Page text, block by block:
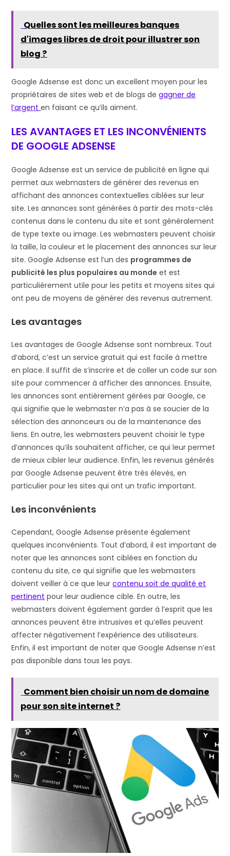
Quelles sont les meilleures banques
d'images libres de droit pour illustrer son
blog ?
Google Adsense est donc un excellent moyen pour les
propriétaires de sites web et de blogs degagner de
l’argenten faisant ce qu’ils aiment.
LES AVANTAGES ET LES INCONVÉNIENTS
DE GOOGLE ADSENSE
Google Adsense est un service de publicité en ligne qui
permet aux webmasters de générer des revenus en
affichant des annonces contextuelles ciblées sur leur
site. Les annonces sont générées à partir des mots-clés
contenus dans le contenu du site et sont généralement
de type texte ou image. Les webmasters peuvent choisir
la taille, la couleur et le placement des annonces sur leur
site. Google Adsense est l’un des programmes de
publicité les plus populaires au monde et est
particulièrement utile pour les petits et moyens sites qui
ont peu de moyens de générer des revenus autrement.
Les avantages
Les avantages de Google Adsense sont nombreux. Tout
d’abord, c’est un service gratuit qui est facile à mettre
en place. Il suffit de s’inscrire et de coller un code sur son
site pour commencer à afficher des annonces. Ensuite,
les annonces sont entièrement gérées par Google, ce
qui signifie que le webmaster n’a pas à se soucier de la
sélection des annonceurs ou de la maintenance des
liens. En outre, les webmasters peuvent choisir le type
d’annonces qu’ils souhaitent afficher, ce qui leur permet
de mieux cibler leur audience. Enfin, les revenus générés
par Google Adsense peuvent être très élevés, en
particulier pour les sites qui ont un trafic important.
Les inconvénients
Cependant, Google Adsense présente également
quelques inconvénients. Tout d’abord, il est important de
noter que les annonces sont ciblées en fonction du
contenu du site, ce qui signifie que les webmasters
doivent veiller à ce que leurcontenu soit de qualité et
pertinent pour leur audience cible. En outre, les
webmasters doivent également garder à l’esprit que les
annonces peuvent être intrusives et qu’elles peuvent
affecter négativement l’expérience des utilisateurs.
Enfin, il est important de noter que Google Adsense n’est
pas disponible dans tous les pays.
Comment bien choisir un nom de domaine
pour son site internet ?